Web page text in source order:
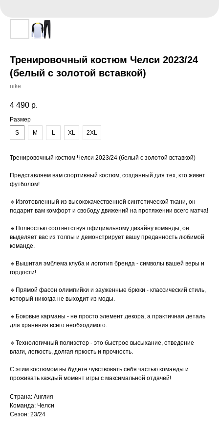
Тренировочный костюм Челси 2023/24
(белый с золотой вставкой)
nike
4 490 р.
Размер
S
M L XL 2XL
Тренировочный костюм Челси 2023/24 (белый с золотой вставкой)
Представляем вам спортивный костюм, созданный для тех, кто живет
футболом!
🔹Изготовленный из высококачественной синтетической ткани, он
подарит вам комфорт и свободу движений на протяжении всего матча!
🔹Полностью соответствуя официальному дизайну команды, он
выделяет вас из толпы и демонстрирует вашу преданность любимой
команде.
🔹Вышитая эмблема клуба и логотип бренда - символы вашей веры и
гордости!
🔹Прямой фасон олимпийки и зауженные брюки - классический стиль,
который никогда не выходит из моды.
🔹Боковые карманы - не просто элемент декора, а практичная деталь
для хранения всего необходимого.
🔹Технологичный полиэстер - это быстрое высыхание, отведение
влаги, легкость, долгая яркость и прочность.
С этим костюмом вы будете чувствовать себя частью команды и
проживать каждый момент игры с максимальной отдачей!
Страна: Англия
Команда: Челси
Сезон: 23/24